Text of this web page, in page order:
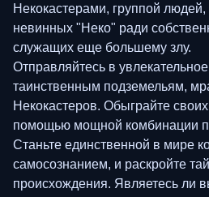
Некокастерами, группой
невинных "Неко" ради
служащих еще большему злу.
Отправляйтесь в
таинственным подземельям,
Некокастеров. Обыграйте
помощью мощной комбинации
Станьте единственной в мире
самосознанием, и раскройте
происхождения. Являетесь ли